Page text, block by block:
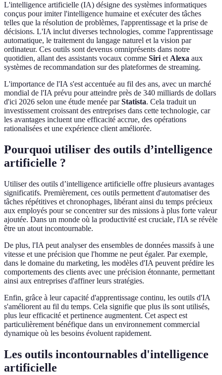
L'intelligence artificielle (IA) désigne des systèmes informatiques
conçus pour imiter l'intelligence humaine et exécuter des tâches
telles que la résolution de problèmes, l'apprentissage et la prise de
décisions. L'IA inclut diverses technologies, comme l'apprentissage
automatique, le traitement du langage naturel et la vision par
ordinateur. Ces outils sont devenus omniprésents dans notre
quotidien, allant des assistants vocaux comme SirietAlexa aux
systèmes de recommandation sur des plateformes de streaming.
L'importance de l'IA s'est accentuée au fil des ans, avec un marché
mondial de l'IA prévu pour atteindre près de 340 milliards de dollars
d'ici 2026 selon une étude menée parStatista. Cela traduit un
investissement croissant des entreprises dans cette technologie, car
les avantages incluent une efficacité accrue, des opérations
rationalisées et une expérience client améliorée.
Pourquoi utiliser des outils d’intelligence
artificielle ?
Utiliser des outils d’intelligence artificielle offre plusieurs avantages
significatifs. Premièrement, ces outils permettent d'automatiser des
tâches répétitives et chronophages, libérant ainsi du temps précieux
aux employés pour se concentrer sur des missions à plus forte valeur
ajoutée. Dans un monde où la productivité est cruciale, l'IA se révèle
être un atout incontournable.
De plus, l'IA peut analyser des ensembles de données massifs à une
vitesse et une précision que l'homme ne peut égaler. Par exemple,
dans le domaine du marketing, les modèles d'IA peuvent prédire les
comportements des clients avec une précision étonnante, permettant
ainsi aux entreprises d'affiner leurs stratégies.
Enfin, grâce à leur capacité d'apprentissage continu, les outils d'IA
s'améliorent au fil du temps. Cela signifie que plus ils sont utilisés,
plus leur efficacité et pertinence augmentent. Cet aspect est
particulièrement bénéfique dans un environnement commercial
dynamique où les besoins évoluent rapidement.
Les outils incontournables d'intelligence
artificielle